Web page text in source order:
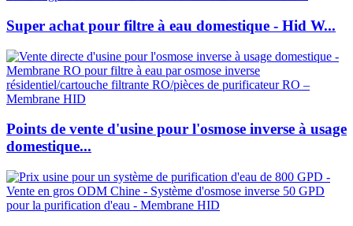
Super achat pour filtre à eau domestique - Hid W...
Points de vente d'usine pour l'osmose inverse à usage
domestique...